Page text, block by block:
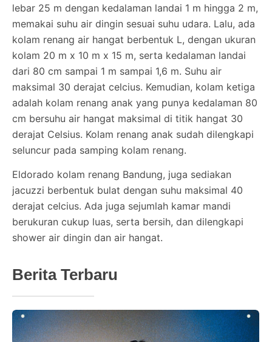
lebar 25 m dengan kedalaman landai 1 m hingga 2 m,
memakai suhu air dingin sesuai suhu udara. Lalu, ada
kolam renang air hangat berbentuk L, dengan ukuran
kolam 20 m x 10 m x 15 m, serta kedalaman landai
dari 80 cm sampai 1 m sampai 1,6 m. Suhu air
maksimal 30 derajat celcius. Kemudian, kolam ketiga
adalah kolam renang anak yang punya kedalaman 80
cm bersuhu air hangat maksimal di titik hangat 30
derajat Celsius. Kolam renang anak sudah dilengkapi
seluncur pada samping kolam renang.
Eldorado kolam renang Bandung, juga sediakan
jacuzzi berbentuk bulat dengan suhu maksimal 40
derajat celcius. Ada juga sejumlah kamar mandi
berukuran cukup luas, serta bersih, dan dilengkapi
shower air dingin dan air hangat.
Berita Terbaru